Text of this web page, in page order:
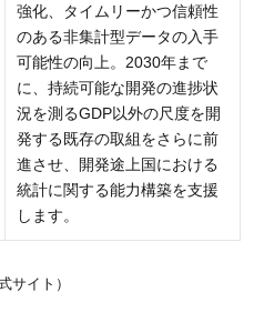
強化、タイムリーかつ信頼性
のある非集計型データの入手
可能性の向上。2030年まで
に、持続可能な開発の進捗状
況を測るGDP以外の尺度を開
発する既存の取組をさらに前
進させ、開発途上国における
統計に関する能力構築を支援
します。
サイト）